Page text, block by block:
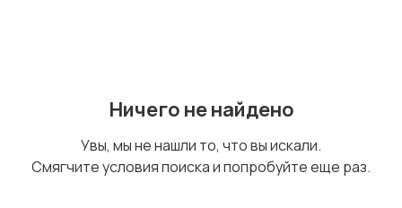
Ничего не найдено
Увы, мы не нашли то, что вы искали.
Смягчите условия поиска и попробуйте еще раз.